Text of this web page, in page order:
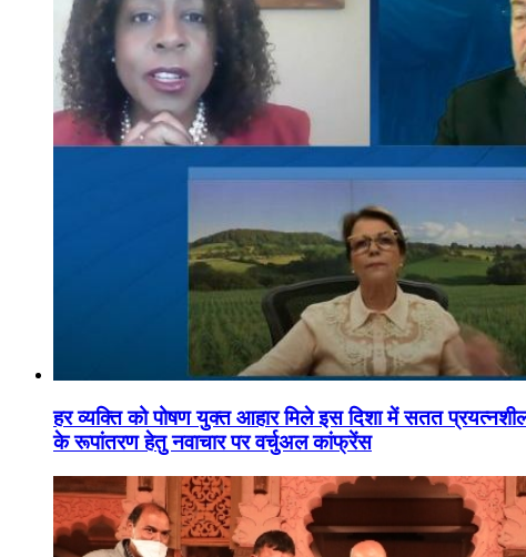
हर व्यक्ति को पोषण युक्त आहार मिले इस दिशा में सतत
के रूपांतरण हेतु नवाचार पर वर्चुअल कांफ्रेंस